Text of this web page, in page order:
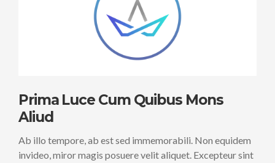
Prima Luce Cum Quibus Mons
Aliud
Ab illo tempore, ab est sed immemorabili. Non equidem
invideo, miror magis posuere velit aliquet. Excepteur sint